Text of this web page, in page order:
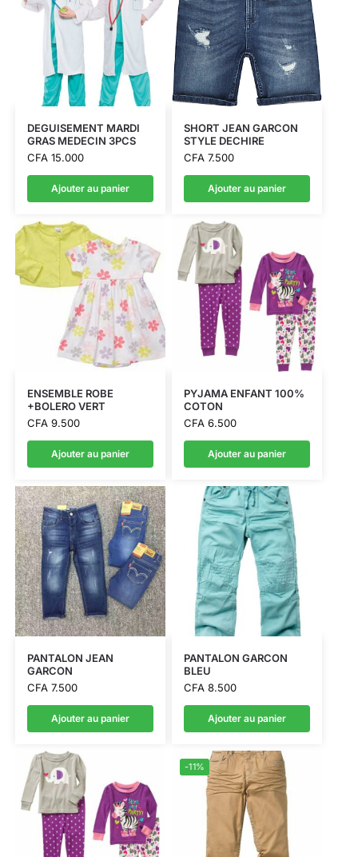
DEGUISEMENT MARDI
GRAS MEDECIN 3PCS
CFA15.000
Ajouter au panier
SHORT JEAN GARCON
STYLE DECHIRE
CFA7.500
Ajouter au panier
ENSEMBLE ROBE
+BOLERO VERT
CFA9.500
Ajouter au panier
PYJAMA ENFANT 100%
COTON
CFA6.500
Ajouter au panier
PANTALON JEAN
GARCON
CFA7.500
Ajouter au panier
PANTALON GARCON
BLEU
CFA8.500
Ajouter au panier
-11%